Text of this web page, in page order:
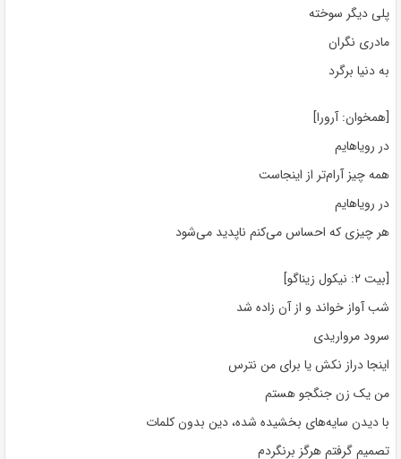
پلی دیگر سوخته
مادری نگران
به دنیا برگرد
[همخوان: آرورا]
در رویاهایم
همه چیز آرام‌تر از اینجاست
در رویاهایم
هر چیزی که احساس می‌کنم ناپدید می‌شود
[بیت ۲: نیکول زیناگو]
شب آواز خواند و از آن زاده شد
سرود مرواریدی
اینجا دراز نکش یا برای من نترس
من یک زن جنگجو هستم
با دیدن سایه‌های بخشیده شده، دین بدون کلمات
تصمیم گرفتم هرگز برنگردم